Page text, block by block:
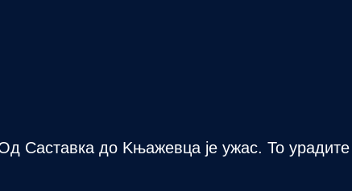
Саставка до Kњажевца је ужас. То